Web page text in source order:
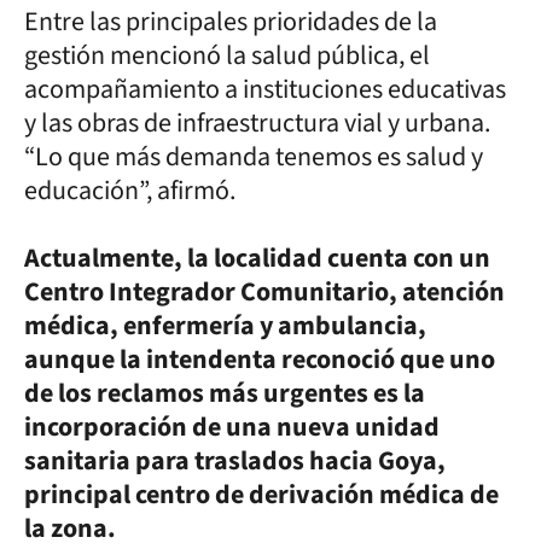
Entre las principales prioridades de la
gestión mencionó la salud pública, el
acompañamiento a instituciones educativas
y las obras de infraestructura vial y urbana.
“Lo que más demanda tenemos es salud y
educación”, afirmó.
Actualmente, la localidad cuenta con un
Centro Integrador Comunitario, atención
médica, enfermería y ambulancia,
aunque la intendenta reconoció que uno
de los reclamos más urgentes es la
incorporación de una nueva unidad
sanitaria para traslados hacia Goya,
principal centro de derivación médica de
la zona.